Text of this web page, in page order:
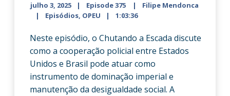
julho 3, 2025 Episode 375
Filipe Mendonca
Episódios, OPEU 1:03:36
Neste episódio, o Chutando a Escada discute
como a cooperação policial entre Estados
Unidos e Brasil pode atuar como
instrumento de dominação imperial e
manutenção da desigualdade social. A